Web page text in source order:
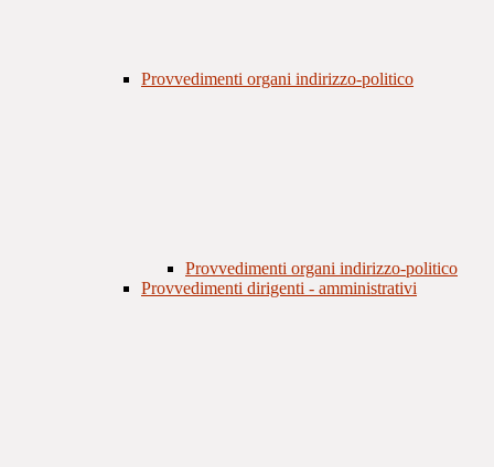
Provvedimenti organi indirizzo-politico
Provvedimenti organi indirizzo-politico
Provvedimenti dirigenti - amministrativi